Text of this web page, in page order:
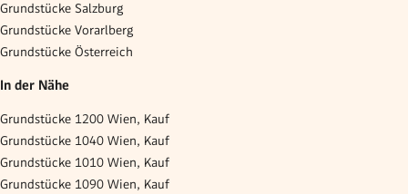
Grundstücke Salzburg
Grundstücke Vorarlberg
Grundstücke Österreich
In der Nähe
Grundstücke 1200 Wien, Kauf
Grundstücke 1040 Wien, Kauf
Grundstücke 1010 Wien, Kauf
Grundstücke 1090 Wien, Kauf